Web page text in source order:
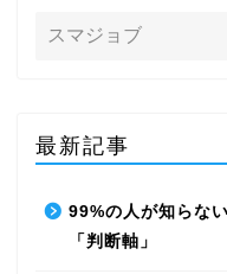
最新記事
99%の人が知らな
「判断軸」